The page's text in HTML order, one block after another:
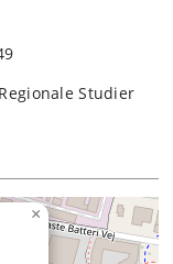
Studier
×